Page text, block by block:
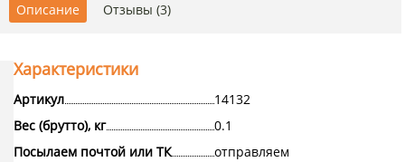
Описание Отзывы (3)
Характеристики
Артикул
14132
Вес (брутто), кг
0.1
Посылаем почтой или ТК
отправляем